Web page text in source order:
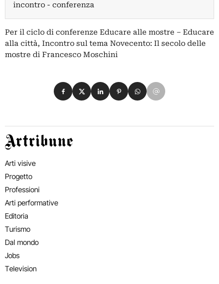
incontro - conferenza
Per il ciclo di conferenze Educare alle mostre – Educare
alla città, Incontro sul tema Novecento: Il secolo delle
mostre di Francesco Moschini
Condividi su Facebook
Condividi su X
Condividi su LinkedIn
Condividi su Pinterest
Condividi su WhatsApp
Condividi su Email
Artribune
Arti visive
Progetto
Professioni
Arti performative
Editoria
Turismo
Dal mondo
Jobs
Television